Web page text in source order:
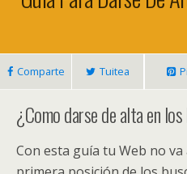
Comparte Tuitea
¿Como darse de alta en
Con esta guía tu Web no